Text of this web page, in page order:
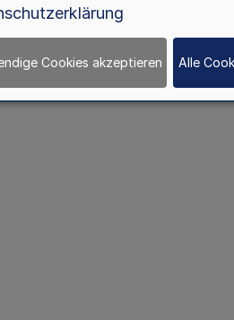
Cookies akzeptieren Alle